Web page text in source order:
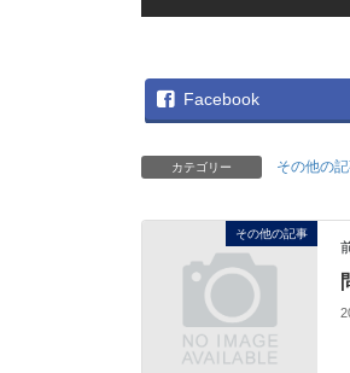
Facebook
カテゴリー その他の
その他の記事